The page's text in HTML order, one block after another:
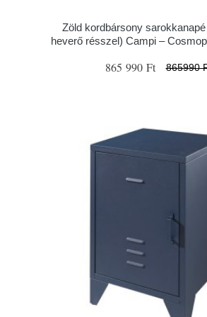
Zöld kordbársony
heverő résszel) Campi –
865 990 Ft 865990